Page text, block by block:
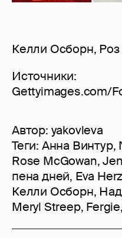
Келли Осборн,
Источники:
Gettyimages.com/
Автор: yakovleva
Теги: Анна Винтур,
Rose McGowan,
пена дней, Eva
Келли Осборн,
Meryl Streep, Fergie,